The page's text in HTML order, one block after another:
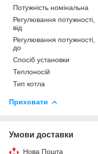
Потужність номінальна
Регулювання потужності,
від
Регулювання потужності,
до
Спосіб установки
Теплоносій
Тип котла
Приховати
Умови доставки
Нова Пошта